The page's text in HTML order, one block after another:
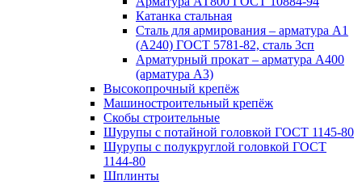
Катанка стальная
Сталь для армирования – арматура А1
(А240) ГОСТ 5781-82, сталь 3сп
Арматурный прокат – арматура А400
(арматура А3)
Высокопрочный крепёж
Машиностроительный крепёж
Скобы строительные
Шурупы с потайной головкой ГОСТ 1145-80
Шурупы с полукруглой головкой ГОСТ
1144-80
Шплинты